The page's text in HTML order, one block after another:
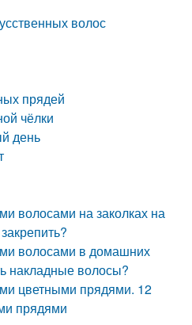
волос
прядей
чёлки
день
волосами на заколках на
волосами в домашних
накладные волосы?
цветными прядями. 12
прядями